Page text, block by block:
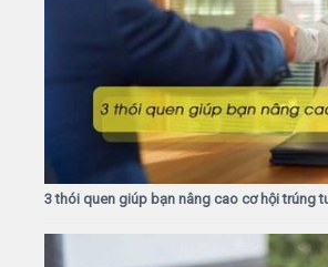
3 thói quen giúp bạn nâng cao cơ hội trúng